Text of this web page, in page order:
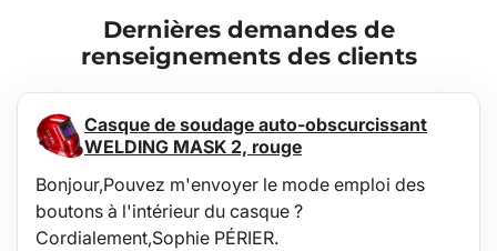
Dernières demandes de
renseignements des clients
Casque de soudage auto-obscurcissant
WELDING MASK 2, rouge
Bonjour,Pouvez m'envoyer le mode emploi des
boutons à l'intérieur du casque ?
Cordialement,Sophie PÉRIER.